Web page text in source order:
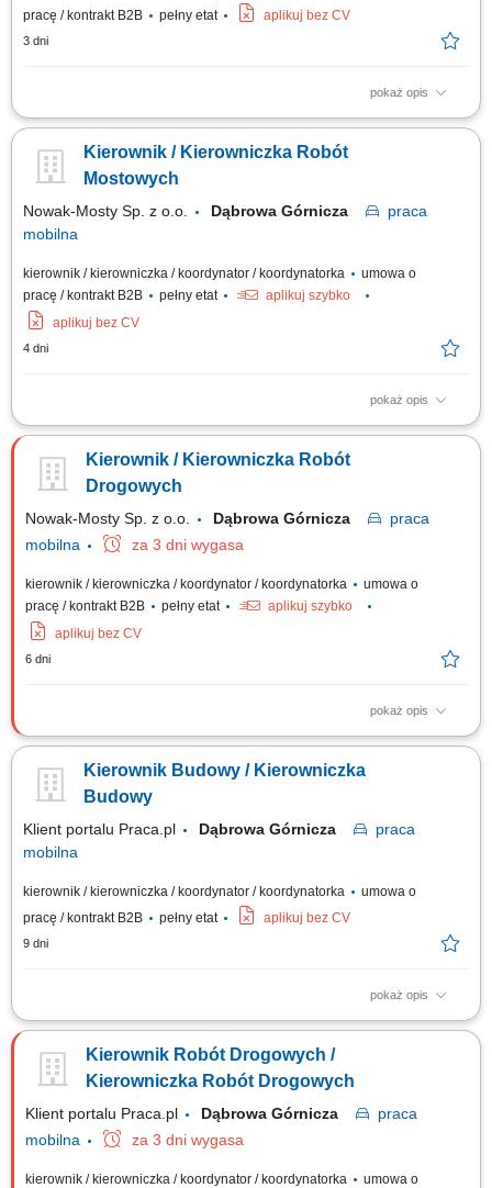
pracę / kontrakt B2B
pełny etat aplikuj bez CV
3 dni
pokaż opis
kompleksowe zarządzanie budową zgodnie z projektem i Prawem
finansowego; koordynowanie działań zespołów własnych oraz
podwykonawców; optymalizacja technologii i kosztów materiałowych na
Kierownik / Kierowniczka Robót
Mostowych
Nowak-Mosty Sp. z o.o. Dąbrowa Górnicza
praca
mobilna
kierownik / kierowniczka / koordynator / koordynatorka
umowa o
pracę / kontrakt B2B
pełny etat
aplikuj szybko
aplikuj bez CV
4 dni
pokaż opis
Miejsce pracy: woj. dolnośląskie, lubuskie Firma poszukuje na stanowisko
budowlanymi mostowymi, doświadczeniem w pracy. Przed zaproszeniem
na rozmowę rekrutacyjną kandydaci zostaną poinformowani o przedziale
Kierownik / Kierowniczka Robót
Drogowych
Nowak-Mosty Sp. z o.o. Dąbrowa Górnicza
praca
mobilna
za 3 dni wygasa
kierownik / kierowniczka / koordynator / koordynatorka
umowa o
pracę / kontrakt B2B
pełny etat
aplikuj szybko
aplikuj bez CV
6 dni
pokaż opis
Miejsce pracy: woj. dolnośląskie, lubuskie Firma poszukuje na
uprawnieniami budowlanymi drogowymi, doświadczeniem w pracy.
Przed zaproszeniem na rozmowę rekrutacyjną kandydaci zostaną
Kierownik Budowy / Kierowniczka
Budowy
Klient portalu Praca.pl Dąbrowa Górnicza
praca
mobilna
kierownik / kierowniczka / koordynator / koordynatorka
umowa o
pracę / kontrakt B2B
pełny etat aplikuj bez CV
9 dni
pokaż opis
Zarządzanie budową zgodnie z projektem, Prawem budowlanym i
finansowego. Koordynacja pracy zespołów własnych oraz
podwykonawców. Optymalizacja technologiczno-materiałowa
Kierownik Robót Drogowych /
Kierowniczka Robót Drogowych
Klient portalu Praca.pl Dąbrowa Górnicza
praca
mobilna
za 3 dni wygasa
kierownik / kierowniczka / koordynator / koordynatorka umowa o